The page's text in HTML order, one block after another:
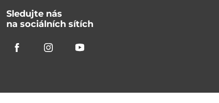
Sledujte nás
na sociálních sítích